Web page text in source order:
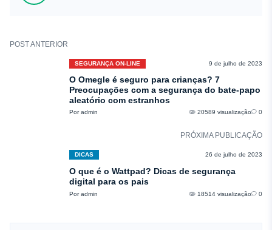
POST ANTERIOR
SEGURANÇA ON-LINE 9 de julho de 2023
O Omegle é seguro para crianças? 7
Preocupações com a segurança do bate-papo
aleatório com estranhos
Por admin 20589 visualização 0
PRÓXIMA PUBLICAÇÃO
DICAS 26 de julho de 2023
O que é o Wattpad? Dicas de segurança
digital para os pais
Por admin 18514 visualização 0